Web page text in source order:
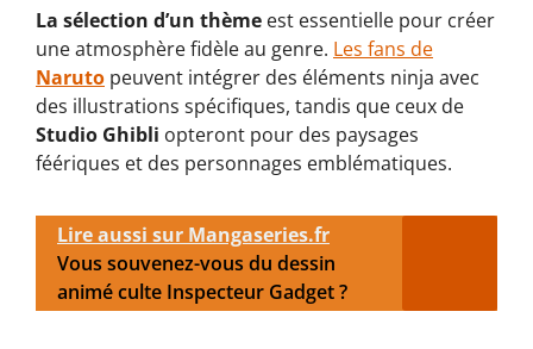
La sélection d’un thème est essentielle pour créer
une atmosphère fidèle au genre. Les fans de
Naruto peuvent intégrer des éléments ninja avec
des illustrations spécifiques, tandis que ceux de
Studio Ghibli opteront pour des paysages
féériques et des personnages emblématiques.
Lire aussi sur Mangaseries.fr
Vous souvenez-vous du dessin
animé culte Inspecteur Gadget ?